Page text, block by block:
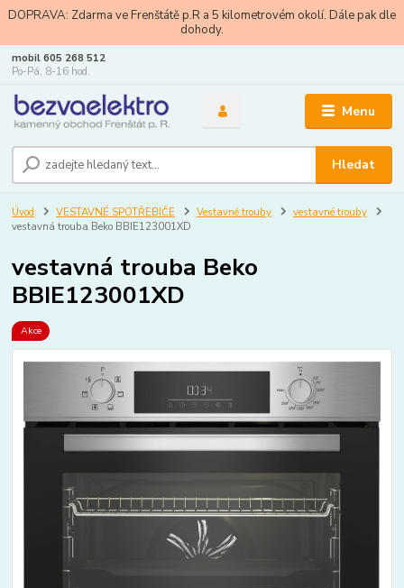
DOPRAVA: Zdarma ve Frenštátě p.R a 5 kilometrovém okolí. Dále pak dle
dohody.
Menu
Hledat
mobil 605 268 512
Po-Pá, 8-16 hod.
Úvod VESTAVNÉ SPOTŘEBIČE Vestavné trouby
vestavné trouby
vestavná trouba Beko BBIE123001XD
vestavná trouba Beko
BBIE123001XD
Akce